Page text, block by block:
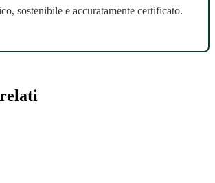
sostenibile e accuratamente certificato.